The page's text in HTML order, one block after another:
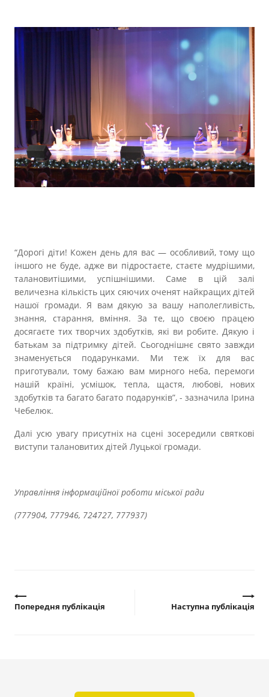
“Дорогі діти! Кожен день для вас — особливий, тому що
іншого не буде, адже ви підростаєте, стаєте мудрішими,
талановитішими, успішнішими. Саме в цій залі
величезна кількість цих сяючих оченят найкращих дітей
нашої громади. Я вам дякую за вашу наполегливість,
знання, старання, вміння. За те, що своєю працею
досягаєте тих творчих здобутків, які ви робите. Дякую і
батькам за підтримку дітей. Сьогоднішнє свято завжди
знаменується подарунками. Ми теж їх для вас
приготували, тому бажаю вам мирного неба, перемоги
нашій країні, усмішок, тепла, щастя, любові, нових
здобутків та багато багато подарунків”, - зазначила Ірина
Чебелюк.
Далі усю увагу присутніх на сцені зосередили святкові
виступи талановитих дітей Луцької громади.
Управління інформаційної роботи міської ради
(777904, 777946, 724727, 777937)
Попередня публікація Наступна публікація